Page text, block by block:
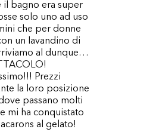
il bagno era super
solo uno ad uso
che per donne
un lavandino di
al dunque…
Prezzi
la loro posizione
passano molti
mi ha conquistato
al gelato!